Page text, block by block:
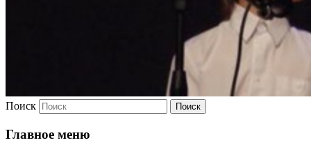
Поиск
Главное меню